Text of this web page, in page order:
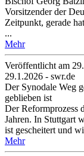
Vorsitzender der
Zeitpunkt, gerade
...
Mehr
Veröffentlicht am
29.1.2026 - swr.de
Der Synodale Weg
geblieben ist
Der Reformprozess
Jahren. In Stuttgart
ist gescheitert und
Mehr